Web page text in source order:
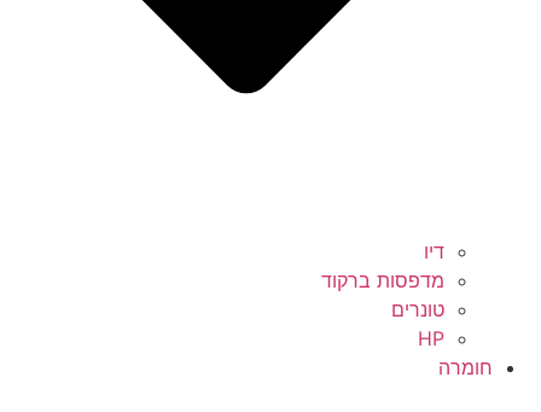
דיו
מדפסות ברקוד
טונרים
HP
חומרה